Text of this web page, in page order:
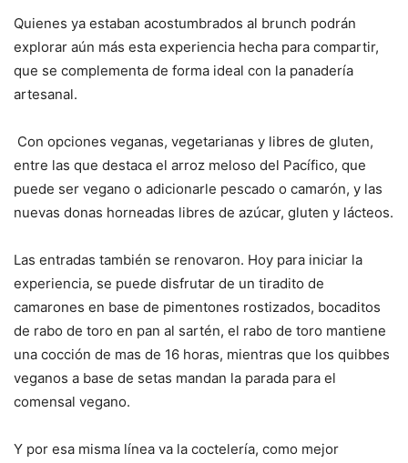
Quienes ya estaban acostumbrados al brunch podrán
explorar aún más esta experiencia hecha para compartir,
que se complementa de forma ideal con la panadería
artesanal.
Con opciones veganas, vegetarianas y libres de gluten,
entre las que destaca el arroz meloso del Pacífico, que
puede ser vegano o adicionarle pescado o camarón, y las
nuevas donas horneadas libres de azúcar, gluten y lácteos.
Las entradas también se renovaron. Hoy para iniciar la
experiencia, se puede disfrutar de un tiradito de
camarones en base de pimentones rostizados, bocaditos
de rabo de toro en pan al sartén, el rabo de toro mantiene
una cocción de mas de 16 horas, mientras que los quibbes
veganos a base de setas mandan la parada para el
comensal vegano.
Y por esa misma línea va la coctelería, como mejor